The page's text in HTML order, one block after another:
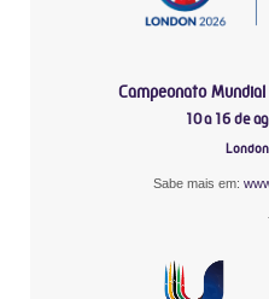
Campeonato
10 a 16 de
Sabe mais em: